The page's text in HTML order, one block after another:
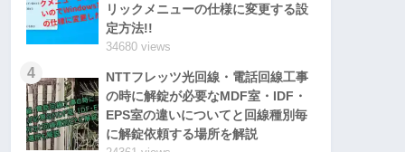
リックメニューの仕様に変更する設
定方法!!
34680 views
4
NTTフレッツ光回線・電話回線工事
の時に解錠が必要なMDF室・IDF・
EPS室の違いについてと回線種別毎
に解錠依頼する場所を解説